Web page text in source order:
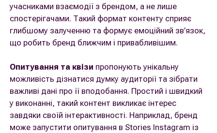
учасниками взаємодії з брендом, а не лише
спостерігачами. Такий формат контенту сприяє
глибшому залученню та формує емоційний зв’язок,
що робить бренд ближчим і привабливішим.
Опитування та квізи пропонують унікальну
можливість дізнатися думку аудиторії та зібрати
важливі дані про її вподобання. Простий і швидкий
у виконанні, такий контент викликає інтерес
завдяки своїй інтерактивності. Наприклад, бренд
може запустити опитування в Stories Instagram із